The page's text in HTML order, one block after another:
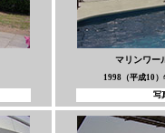
マリンワー
1998（平成10
写